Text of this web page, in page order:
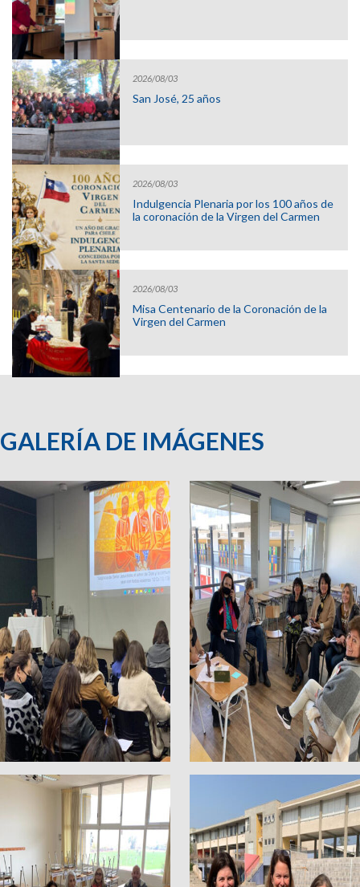
2026/08/03
San José, 25 años
2026/08/03
Indulgencia Plenaria por los 100 años de
la coronación de la Virgen del Carmen
2026/08/03
Misa Centenario de la Coronación de la
Virgen del Carmen
GALERÍA DE IMÁGENES